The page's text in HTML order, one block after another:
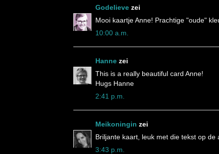
Godelieve zei
Mooi kaartje Anne! Prachtige "oude"
10:00 a.m.
Hanne zei
This is a really beautiful card Anne!
Hugs Hanne
2:41 p.m.
Meikoningin zei
Briljante kaart, leuk met die tekst op de
3:43 p.m.